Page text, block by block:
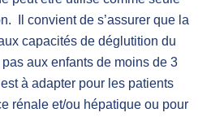
Il convient de s’assurer que la
capacités de déglutition du
aux enfants de moins de 3
à adapter pour les patients
rénale et/ou hépatique ou pour